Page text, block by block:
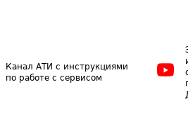
Канал АТИ с инструкциями
по работе с сервисом